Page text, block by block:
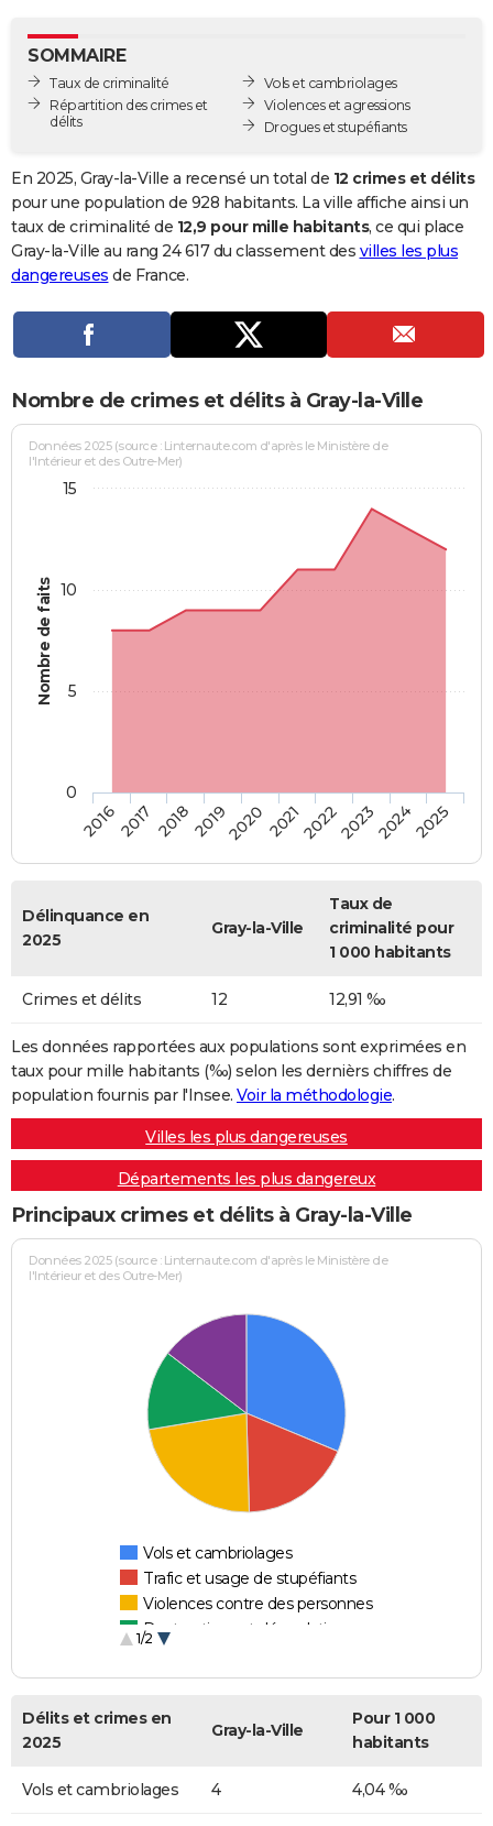
GUIDES D'ACHAT
BONS PLANS
Carte de Noël
Carte Bonne année
Carte Saint-Valentin
Carte Pâques
Carte d'anniversaire
DICTIONNAIRE
Dictionnaire
Biographies
Citations
Expressions
Proverbes
PROGRAMME TV
Se connecter
Entreprises
Service militaire
Avis de recherche
AVIS DE DÉCÈS
Bricolage
Lifestyle
Culture
Sport
Auto
Television
Voyage
Cinema
SOMMAIRE
Taux de criminalité
Répartition des crimes et
délits
Vols et cambriolages
Violences et agressions
Drogues et stupéfiants
En 2025, Gray-la-Ville a recensé un total de 12 crimes et délits
pour une population de 928 habitants. La ville affiche ainsi un
taux de criminalité de 12,9 pour mille habitants, ce qui place
Gray-la-Ville au rang 24 617 du classement des villes les plus
dangereuses de France.
Nombre de crimes et délits à Gray-la-Ville
Nombre de faits
Données 2025 (source : Linternaute.com d'après le Ministère de
l'Intérieur et des Outre-Mer)
20162017 20182019202020212022202320242025
0
5
10
15
Délinquance en
2025
Gray-la-Ville
Taux de
criminalité pour
1 000 habitants
Crimes et délits 12 12,91 ‰
Les données rapportées aux populations sont exprimées en
taux pour mille habitants (‰) selon les dernièrs chiffres de
population fournis par l'Insee. Voir la méthodologie.
Villes les plus dangereuses
Départements les plus dangereux
Principaux crimes et délits à Gray-la-Ville
Données 2025 (source : Linternaute.com d'après le Ministère de
l'Intérieur et des Outre-Mer)
Vols et cambriolages
Trafic et usage de stupéfiants
Violences contre des personnes
Destructions et dégradations
1/2
Délits et crimes en
2025
Gray-la-Ville
Pour 1 000
habitants
Vols et cambriolages 4 4,04 ‰